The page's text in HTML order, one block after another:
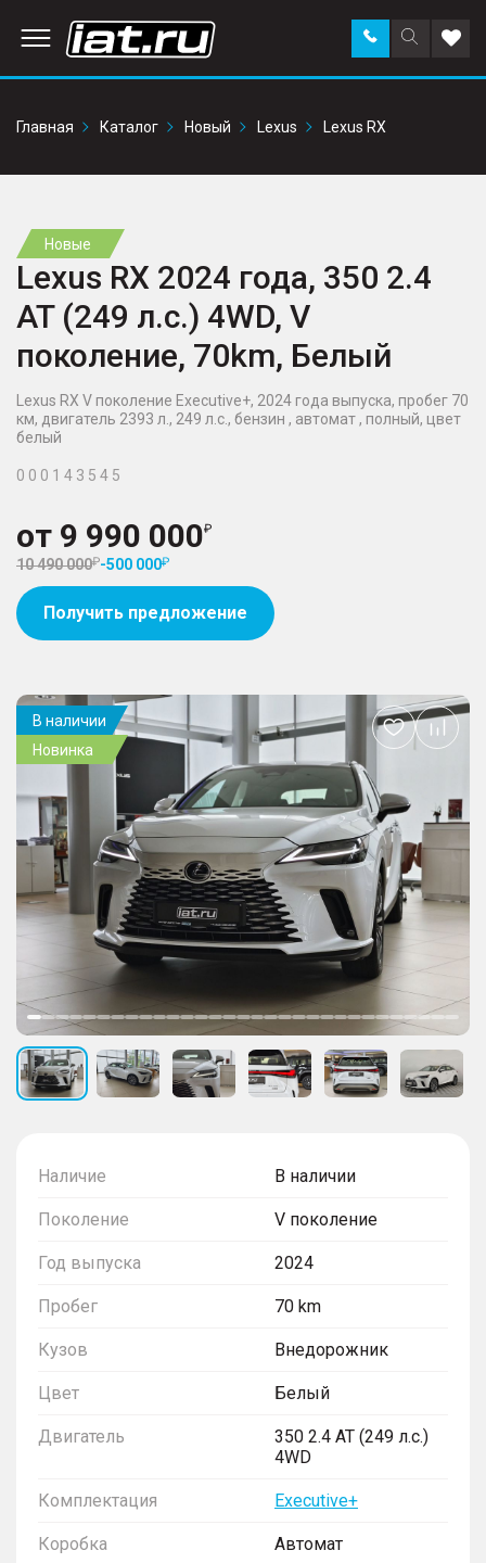
Поиск
по
Заказать
звонок в
Главная
Каталог Новый Lexus Lexus RX
Новые
Lexus RX 2024 года, 350 2.4
AT (249 л.с.) 4WD, V
поколение, 70km, Белый
Lexus RX V поколение Executive+, 2024 года выпуска, пробег 70
км, двигатель 2393 л., 249 л.с., бензин , автомат , полный, цвет
белый
0 0 0 1 4 3 5 4 5
от 9 990 000
10 490 000 -500 000
Получить предложение
Наличие В наличии
Поколение V поколение
Год выпуска 2024
Пробег 70 km
Кузов Внедорожник
Цвет Белый
Двигатель
350 2.4 AT (249 л.с.)
4WD
Комплектация Executive+
Коробка Автомат
В наличии
Новинка
Добавить
в